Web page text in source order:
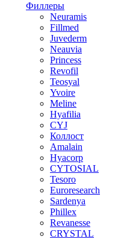
Филлеры
Neuramis
Fillmed
Juvederm
Neauvia
Princess
Revofil
Teosyal
Yvoire
Meline
Hyafilia
CYJ
Коллост
Amalain
Hyacorp
CYTOSIAL
Tesoro
Euroresearch
Sardenya
Phillex
Revanesse
CRYSTAL